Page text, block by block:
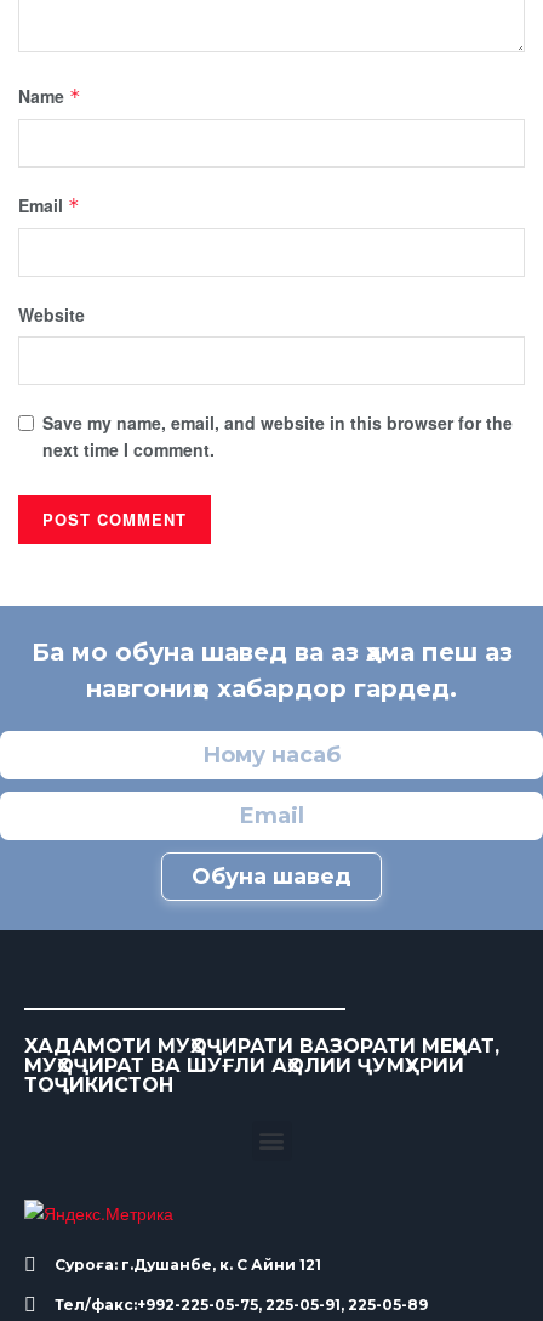
Name *
Email *
Website
Save my name, email, and website in this browser for the
next time I comment.
Ба мо обуна шавед ва аз ҳама пеш аз
навгониҳо хабардор гардед.
Обуна шавед
ХАДАМОТИ МУҲОҶИРАТИ ВАЗОРАТИ МЕҲНАТ,
МУҲОҶИРАТ ВА ШУҒЛИ АҲОЛИИ ҶУМҲУРИИ
ТОҶИКИСТОН
Суроға: г.Душанбе, к. С Айни 121
Тел/факс:+992-225-05-75, 225-05-91, 225-05-89